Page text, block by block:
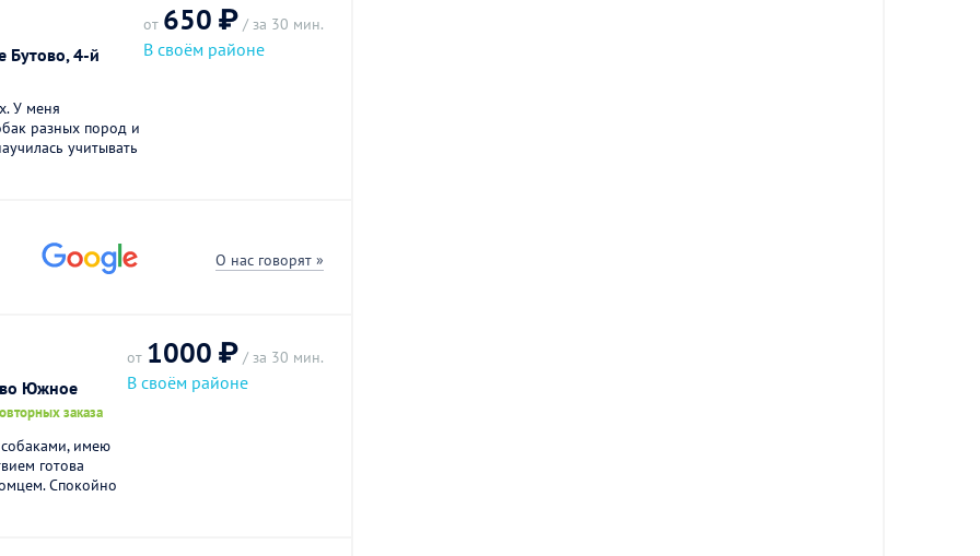
Бутово, 4-й
У меня
разных пород и
учитывать
от 650 ₽ / за 30 мин.
В своём районе
О нас говорят »
Южное
заказа
собаками, имею
готова
Спокойно
от 1000 ₽ / за 30 мин.
В своём районе